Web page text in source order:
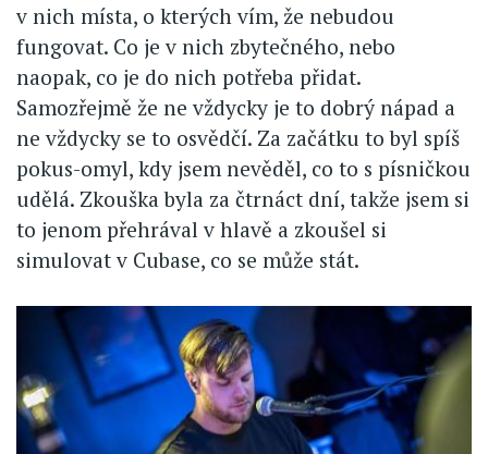
v nich místa, o kterých vím, že nebudou
fungovat. Co je v nich zbytečného, nebo
naopak, co je do nich potřeba přidat.
Samozřejmě že ne vždycky je to dobrý nápad a
ne vždycky se to osvědčí. Za začátku to byl spíš
pokus-omyl, kdy jsem nevěděl, co to s písničkou
udělá. Zkouška byla za čtrnáct dní, takže jsem si
to jenom přehrával v hlavě a zkoušel si
simulovat v Cubase, co se může stát.